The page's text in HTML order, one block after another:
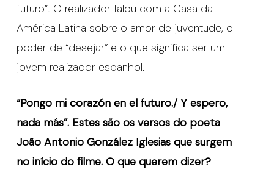
futuro”. O realizador falou com a Casa da
América Latina sobre o amor de juventude, o
poder de “desejar” e o que significa ser um
jovem realizador espanhol.
“Pongo mi corazón en el futuro./ Y espero,
nada más”. Estes são os versos do poeta
João Antonio González Iglesias que surgem
no início do filme. O que querem dizer?